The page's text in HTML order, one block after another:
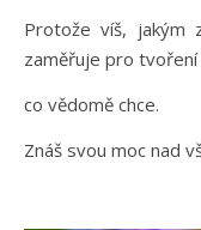
Protože víš, jakým
zaměřuje pro tvoření
co vědomě chce.
Znáš svou moc nad